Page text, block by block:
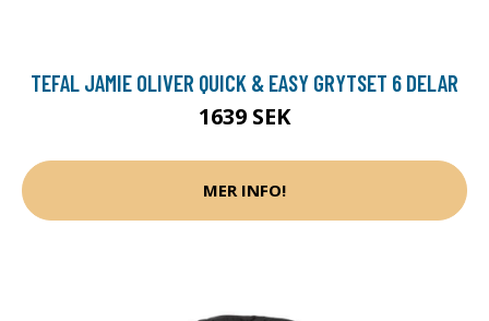
TEFAL JAMIE OLIVER QUICK & EASY GRYTSET 6 DELAR
1639 SEK
MER INFO!